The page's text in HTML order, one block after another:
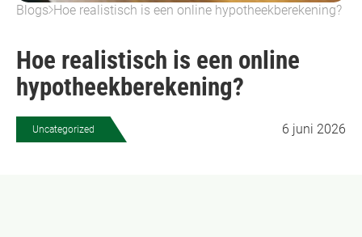
Blogs Hoe realistisch is een online hypotheekberekening?
Hoe realistisch is een online
hypotheekberekening?
Uncategorized 6 juni 2026